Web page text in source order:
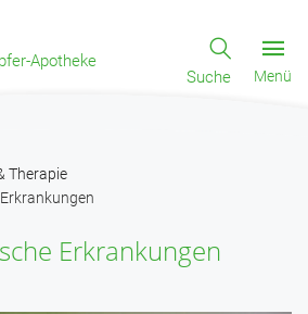
Suche Menü
Therapie
Erkrankungen